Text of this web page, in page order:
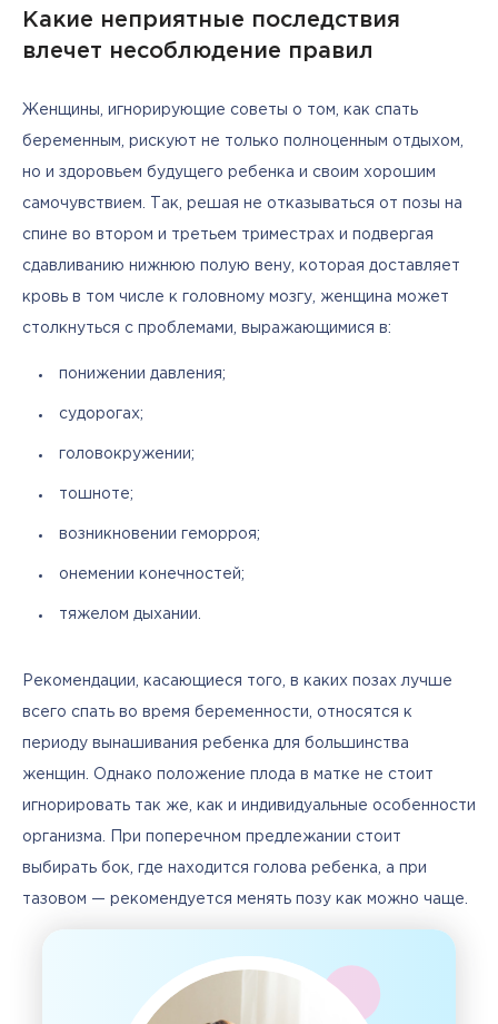
Какие неприятные последствия
влечет несоблюдение правил
Женщины, игнорирующие советы о том, как спать
беременным, рискуют не только полноценным отдыхом,
но и здоровьем будущего ребенка и своим хорошим
самочувствием. Так, решая не отказываться от позы на
спине во втором и третьем триместрах и подвергая
сдавливанию нижнюю полую вену, которая доставляет
кровь в том числе к головному мозгу, женщина может
столкнуться с проблемами, выражающимися в:
понижении давления;
судорогах;
головокружении;
тошноте;
возникновении геморроя;
онемении конечностей;
тяжелом дыхании.
Рекомендации, касающиеся того, в каких позах лучше
всего спать во время беременности, относятся к
периоду вынашивания ребенка для большинства
женщин. Однако положение плода в матке не стоит
игнорировать так же, как и индивидуальные особенности
организма. При поперечном предлежании стоит
выбирать бок, где находится голова ребенка, а при
тазовом — рекомендуется менять позу как можно чаще.